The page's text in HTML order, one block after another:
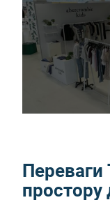
Переваги
простору